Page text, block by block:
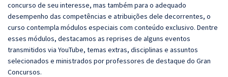
concurso de seu interesse, mas também para o adequado
desempenho das competências e atribuições dele decorrentes, o
curso contempla módulos especiais com conteúdo exclusivo. Dentre
esses módulos, destacamos as reprises de alguns eventos
transmitidos via YouTube, temas extras, disciplinas e assuntos
selecionados e ministrados por professores de destaque do Gran
Concursos.